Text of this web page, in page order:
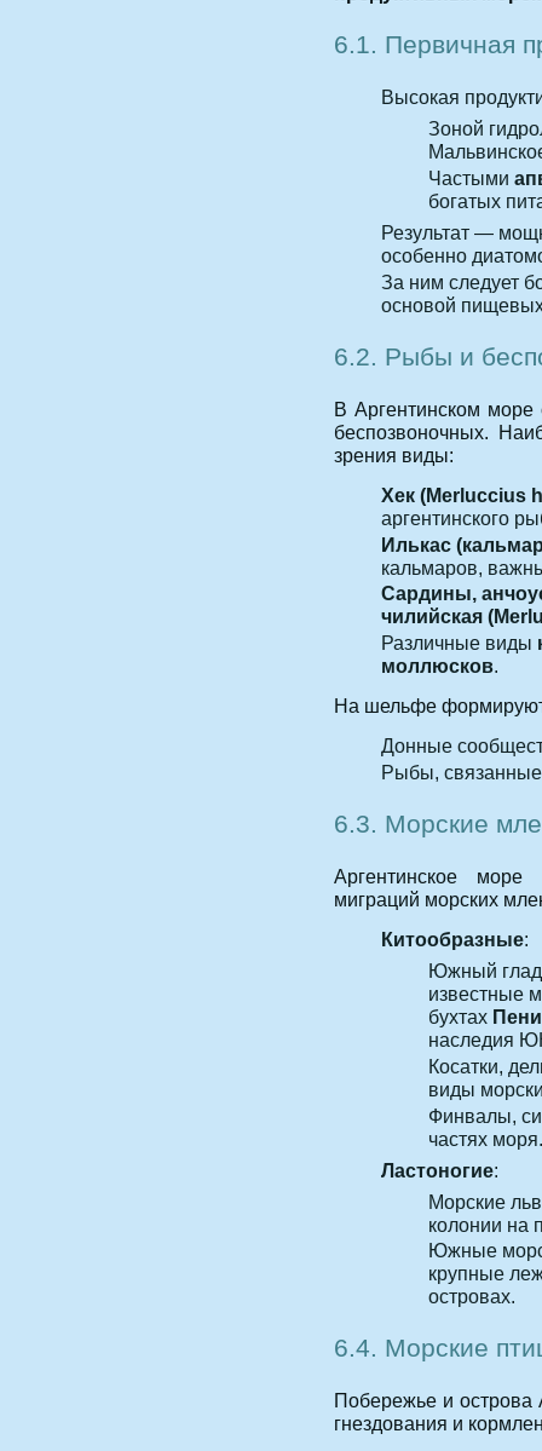
6.1. Первичная
Высокая
Зоной
Частыми
богатых
Результат —
особенно
За ним следует
основой
6.2. Рыбы и
В Аргентинском
беспозвоночных.
зрения виды:
Хек (Merluccius
аргентинского
Илькас
кальмаров,
Сардины,
чилийская
Различные виды
моллюсков.
На шельфе
Донные
Рыбы,
6.3. Морские
Аргентинское
миграций морских
Китообразные:
Южный
известные
бухтах
наследия
Косатки,
виды
Финвалы,
частях моря.
Ластоногие:
Морские
колонии на
Южные
крупные
островах.
6.4. Морские
Побережье и
гнездования и